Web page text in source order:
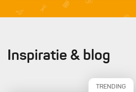
Inspiratie & blog
TRENDING